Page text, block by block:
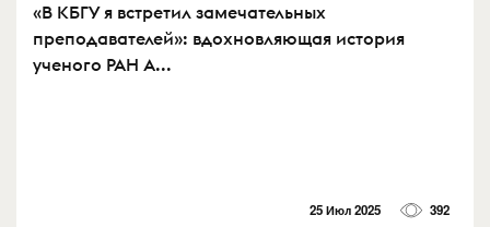
«В КБГУ я встретил замечательных
преподавателей»: вдохновляющая история
ученого РАН А...
25 Июл 2025 392